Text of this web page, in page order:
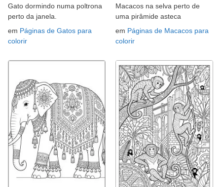
Gato dormindo numa poltrona
perto da janela.
em Páginas de Gatos para
colorir
Macacos na selva perto de
uma pirâmide asteca
em Páginas de Macacos para
colorir